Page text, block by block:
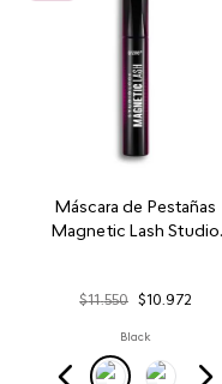
Máscara de Pestañas
Magnetic Lash Studio
$11.550 $10.972
Black